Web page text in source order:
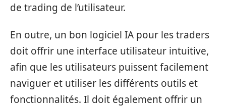
de trading de l’utilisateur.
En outre, un bon logiciel IA pour les traders
doit offrir une interface utilisateur intuitive,
afin que les utilisateurs puissent facilement
naviguer et utiliser les différents outils et
fonctionnalités. Il doit également offrir un